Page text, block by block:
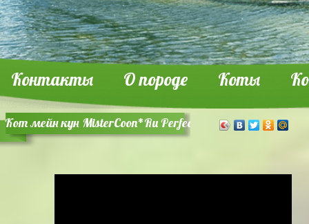
Контакты О породе Коты
Кот мейн кун MisterCoon*Ru Perfect Cat (Сэм)